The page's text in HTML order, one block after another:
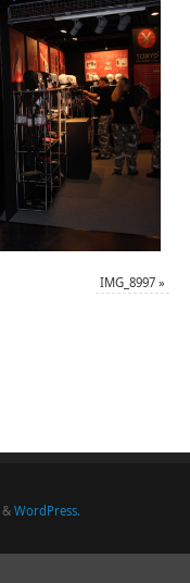
IMG_8997 »
& WordPress.